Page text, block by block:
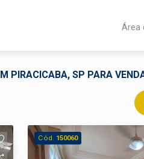
Área
PIRACICABA, SP PARA
Cód. 150060